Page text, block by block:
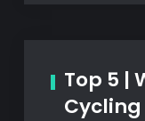
Top 5 |
Cycling